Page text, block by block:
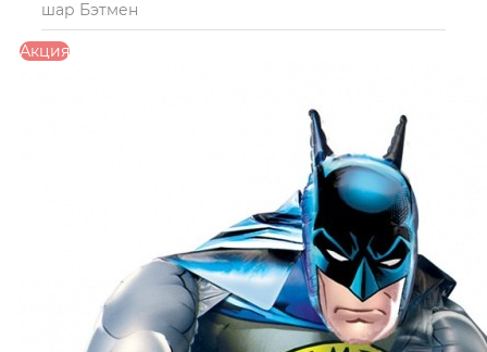
шар Бэтмен
Акция